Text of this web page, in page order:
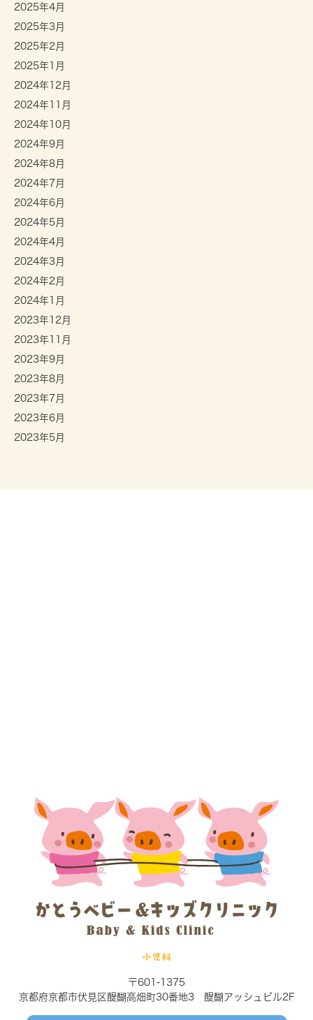
2025年4月
2025年3月
2025年2月
2025年1月
2024年12月
2024年11月
2024年10月
2024年9月
2024年8月
2024年7月
2024年6月
2024年5月
2024年4月
2024年3月
2024年2月
2024年1月
2023年12月
2023年11月
2023年9月
2023年8月
2023年7月
2023年6月
2023年5月
小児科
〒601-1375
京都府京都市伏見区醍醐高畑町30番地3 醍醐アッシュビル2F